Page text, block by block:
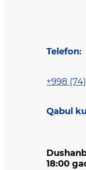
Telefon:
+998
Qabul
18:00